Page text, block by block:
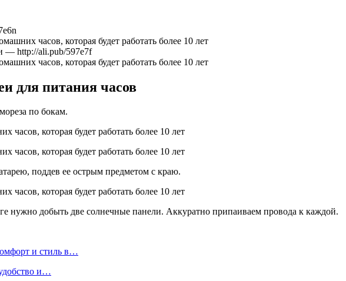
— http://ali.pub/597e7f
для питания часов
по бокам.
поддев ее острым предметом с краю.
нужно добыть две солнечные панели. Аккуратно припаиваем провода к каждой.
и стиль в…
и…